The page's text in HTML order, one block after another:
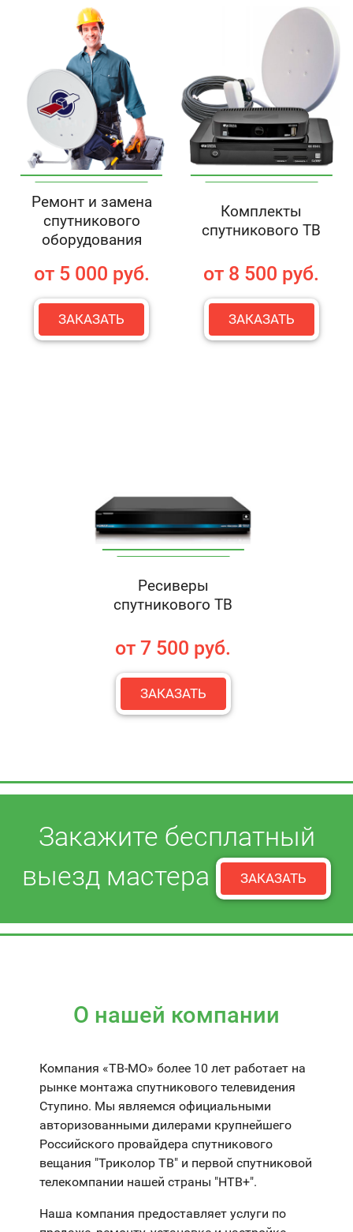
Ремонт и замена
спутникового
оборудования
от 5 000 руб.
ЗАКАЗАТЬ
Комплекты
спутникового ТВ
от 8 500 руб.
ЗАКАЗАТЬ
Ресиверы
спутникового ТВ
от 7 500 руб.
ЗАКАЗАТЬ
Закажите бесплатный
выезд мастера
ЗАКАЗАТЬ
О нашей компании
Компания «ТВ-МО» более 10 лет работает на
рынке монтажа спутникового телевидения
Ступино. Мы являемся официальными
авторизованными дилерами крупнейшего
Российского провайдера спутникового
вещания "Триколор ТВ" и первой спутниковой
телекомпании нашей страны "НТВ+".
Наша компания предоставляет услуги по